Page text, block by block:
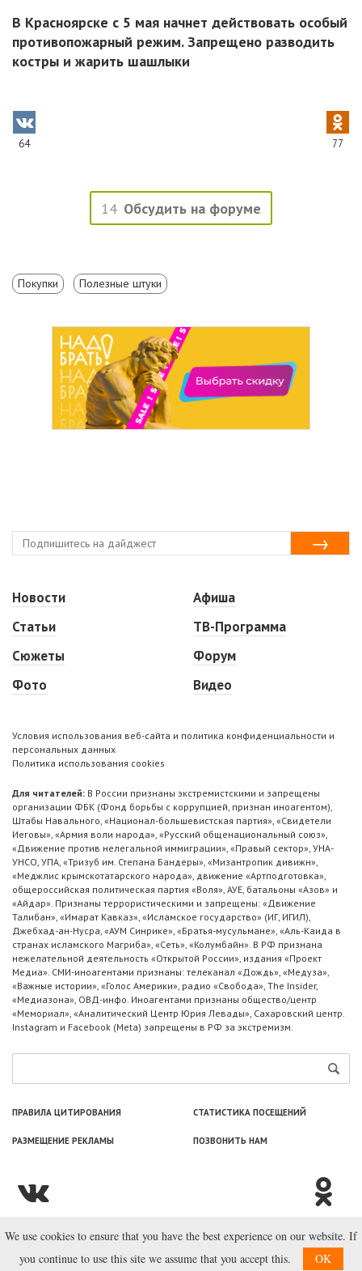
В Красноярске с 5 мая начнет действовать особый
противопожарный режим. Запрещено разводить
костры и жарить шашлыки
64 77
14 Обсудить на форуме
Покупки Полезные штуки
Новости
Статьи
Сюжеты
Фото
Афиша
ТВ-Программа
Форум
Видео
Условия использования веб-сайта и политика конфиденциальности и
персональных данных
Политика использования cookies
Для читателей: В России признаны экстремистскими и запрещены
организации ФБК (Фонд борьбы с коррупцией, признан иноагентом),
Штабы Навального, «Национал-большевистская партия», «Свидетели
Иеговы», «Армия воли народа», «Русский общенациональный союз»,
«Движение против нелегальной иммиграции», «Правый сектор», УНА-
УНСО, УПА, «Тризуб им. Степана Бандеры», «Мизантропик дивижн»,
«Меджлис крымскотатарского народа», движение «Артподготовка»,
общероссийская политическая партия «Воля», АУЕ, батальоны «Азов» и
«Айдар». Признаны террористическими и запрещены: «Движение
Талибан», «Имарат Кавказ», «Исламское государство» (ИГ, ИГИЛ),
Джебхад-ан-Нусра, «АУМ Синрике», «Братья-мусульмане», «Аль-Каида в
странах исламского Магриба», «Сеть», «Колумбайн». В РФ признана
нежелательной деятельность «Открытой России», издания «Проект
Медиа». СМИ-иноагентами признаны: телеканал «Дождь», «Медуза»,
«Важные истории», «Голос Америки», радио «Свобода», The Insider,
«Медиазона», ОВД-инфо. Иноагентами признаны общество/центр
«Мемориал», «Аналитический Центр Юрия Левады», Сахаровский центр.
Instagram и Facebook (Metа) запрещены в РФ за экстремизм.
ПРАВИЛА ЦИТИРОВАНИЯ СТАТИСТИКА ПОСЕЩЕНИЙ
РАЗМЕЩЕНИЕ РЕКЛАМЫ ПОЗВОНИТЬ НАМ
© ООО «Лаборатория Новоcтей», 2003—2026.
We use cookies to ensure that you have the best experience on our website. If
you continue to use this site we assume that you accept this.
OK